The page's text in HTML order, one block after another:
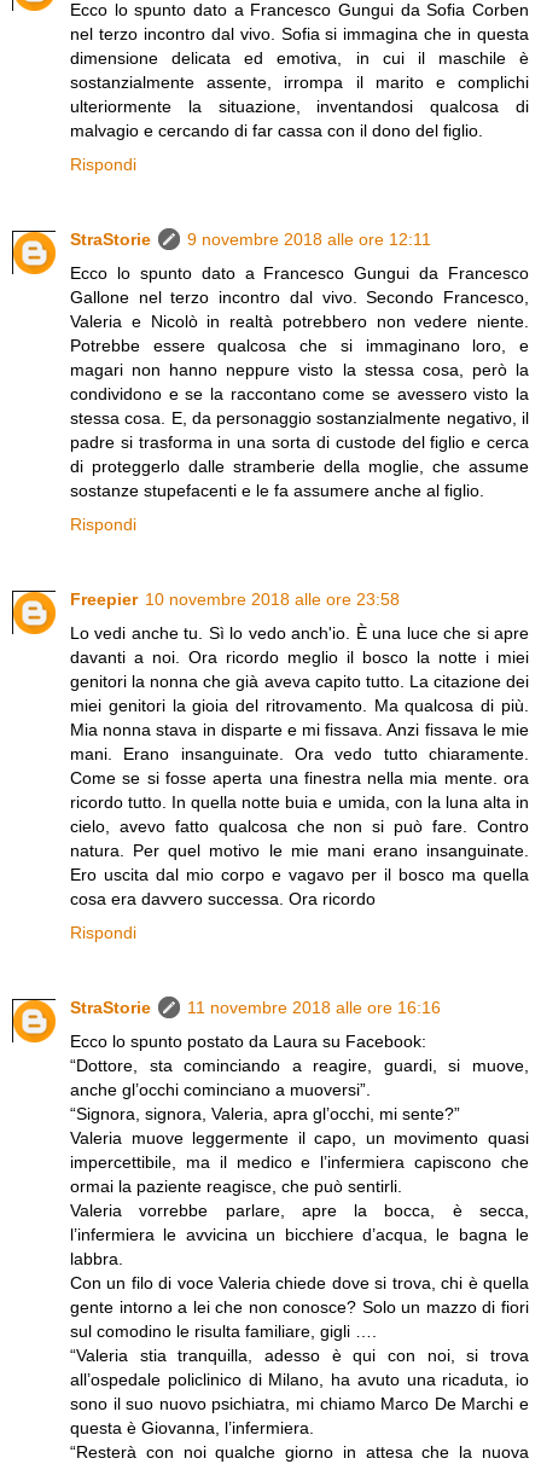
Ecco lo spunto dato a Francesco Gungui da Sofia Corben
nel terzo incontro dal vivo. Sofia si immagina che in questa
dimensione delicata ed emotiva, in cui il maschile è
sostanzialmente assente, irrompa il marito e complichi
ulteriormente la situazione, inventandosi qualcosa di
malvagio e cercando di far cassa con il dono del figlio.
Rispondi
StraStorie
9 novembre 2018 alle ore 12:11
Ecco lo spunto dato a Francesco Gungui da Francesco
Gallone nel terzo incontro dal vivo. Secondo Francesco,
Valeria e Nicolò in realtà potrebbero non vedere niente.
Potrebbe essere qualcosa che si immaginano loro, e
magari non hanno neppure visto la stessa cosa, però la
condividono e se la raccontano come se avessero visto la
stessa cosa. E, da personaggio sostanzialmente negativo, il
padre si trasforma in una sorta di custode del figlio e cerca
di proteggerlo dalle stramberie della moglie, che assume
sostanze stupefacenti e le fa assumere anche al figlio.
Rispondi
Freepier 10 novembre 2018 alle ore 23:58
Lo vedi anche tu. Sì lo vedo anch'io. È una luce che si apre
davanti a noi. Ora ricordo meglio il bosco la notte i miei
genitori la nonna che già aveva capito tutto. La citazione dei
miei genitori la gioia del ritrovamento. Ma qualcosa di più.
Mia nonna stava in disparte e mi fissava. Anzi fissava le mie
mani. Erano insanguinate. Ora vedo tutto chiaramente.
Come se si fosse aperta una finestra nella mia mente. ora
ricordo tutto. In quella notte buia e umida, con la luna alta in
cielo, avevo fatto qualcosa che non si può fare. Contro
natura. Per quel motivo le mie mani erano insanguinate.
Ero uscita dal mio corpo e vagavo per il bosco ma quella
cosa era davvero successa. Ora ricordo
Rispondi
StraStorie
11 novembre 2018 alle ore 16:16
Ecco lo spunto postato da Laura su Facebook:
“Dottore, sta cominciando a reagire, guardi, si muove,
anche gl’occhi cominciano a muoversi”.
“Signora, signora, Valeria, apra gl’occhi, mi sente?”
Valeria muove leggermente il capo, un movimento quasi
impercettibile, ma il medico e l’infermiera capiscono che
ormai la paziente reagisce, che può sentirli.
Valeria vorrebbe parlare, apre la bocca, è secca,
l’infermiera le avvicina un bicchiere d’acqua, le bagna le
labbra.
Con un filo di voce Valeria chiede dove si trova, chi è quella
gente intorno a lei che non conosce? Solo un mazzo di fiori
sul comodino le risulta familiare, gigli ….
“Valeria stia tranquilla, adesso è qui con noi, si trova
all’ospedale policlinico di Milano, ha avuto una ricaduta, io
sono il suo nuovo psichiatra, mi chiamo Marco De Marchi e
questa è Giovanna, l’infermiera.
“Resterà con noi qualche giorno in attesa che la nuova